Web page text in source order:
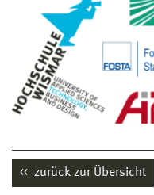
zurück zur Übersicht